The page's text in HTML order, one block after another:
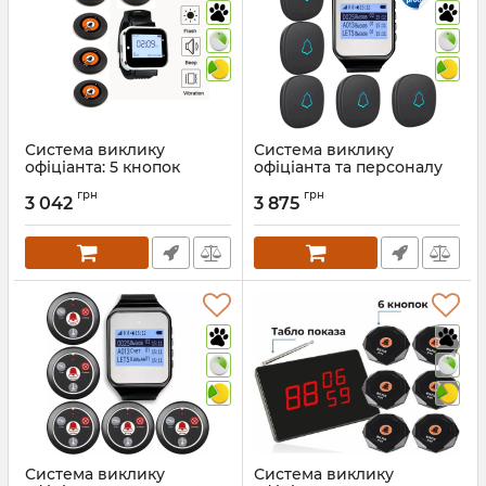
Система виклику
офіціанта: 5 кнопок
пейджер офіціанта 1 шт
Артикул:980
3 042 грн
Система виклику
офіціанта та персоналу
вологостійкі 5 шт +
Артикул:1184
3 875 грн
Система виклику
Система виклику